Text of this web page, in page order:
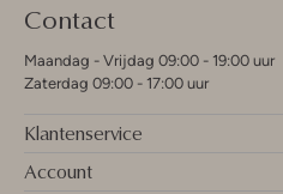
Contact
Maandag - Vrijdag 09:00 - 19:00 uur
Zaterdag 09:00 - 17:00 uur
Klantenservice
Account